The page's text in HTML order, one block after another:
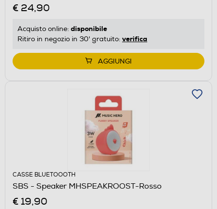
€ 24,90
Acquisto online: disponibile
Ritiro in negozio in 30' gratuito: verifica
AGGIUNGI
CASSE BLUETOOOTH
SBS - Speaker MHSPEAKROOST-Rosso
€ 19,90